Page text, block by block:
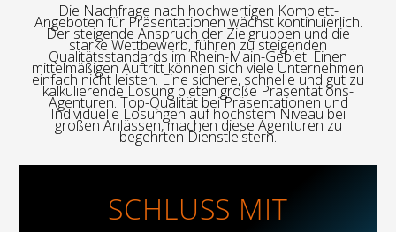
Die Nachfrage nach hochwertigen Komplett-
Angeboten für Präsentationen wächst kontinuierlich.
Der steigende Anspruch der Zielgruppen und die
starke Wettbewerb, führen zu steigenden
Qualitätsstandards im Rhein-Main-Gebiet. Einen
mittelmäßigen Auftritt können sich viele Unternehmen
einfach nicht leisten. Eine sichere, schnelle und gut zu
kalkulierende Lösung bieten große Präsentations-
Agenturen. Top-Qualität bei Präsentationen und
Individuelle Lösungen auf höchstem Niveau bei
großen Anlässen, machen diese Agenturen zu
begehrten Dienstleistern.
SCHLUSS MIT